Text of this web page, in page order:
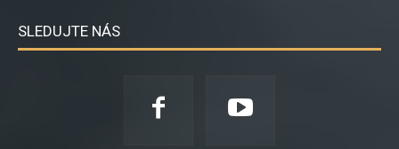
SLEDUJTE NÁS